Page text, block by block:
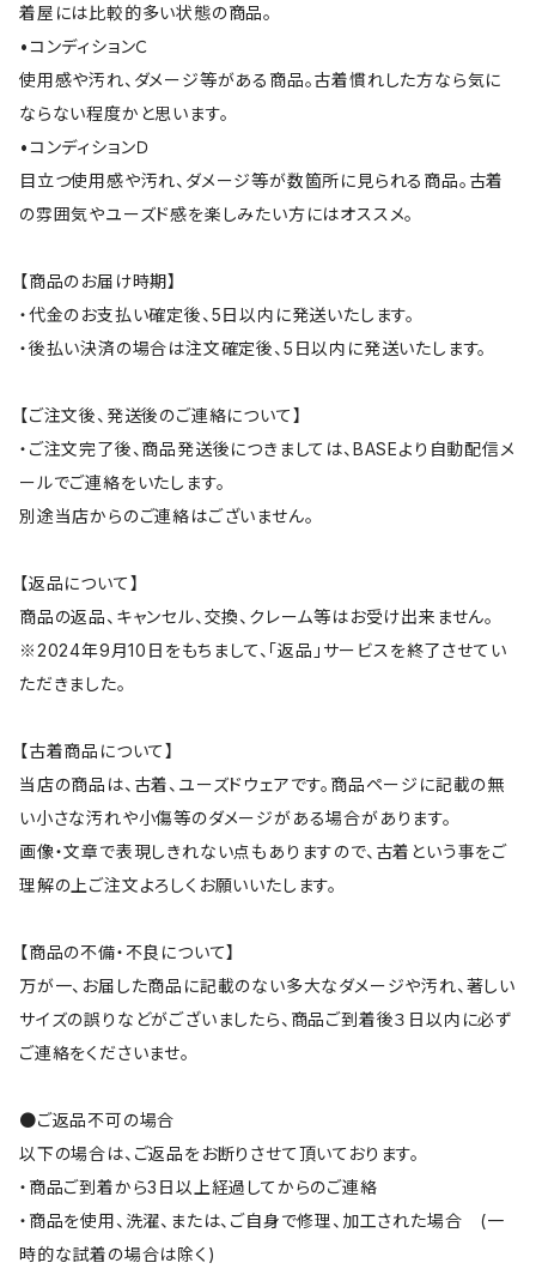
着屋には比較的多い状態の商品。
•コンディションＣ
使用感や汚れ、ダメージ等がある商品。古着慣れした方なら気に
ならない程度かと思います。
•コンディションＤ
目立つ使用感や汚れ、ダメージ等が数箇所に見られる商品。古着
の雰囲気やユーズド感を楽しみたい方にはオススメ。
【商品のお届け時期】
・代金のお支払い確定後、5日以内に発送いたします。
・後払い決済の場合は注文確定後、5日以内に発送いたします。
【ご注文後、発送後のご連絡について】
・ご注文完了後、商品発送後につきましては、BASEより自動配信メ
ールでご連絡をいたします。
別途当店からのご連絡はございません。
【返品について】
商品の返品、キャンセル、交換、クレーム等はお受け出来ません。
※2024年9月10日をもちまして、「返品」サービスを終了させてい
ただきました。
【古着商品について】
当店の商品は、古着、ユーズドウェアです。商品ページに記載の無
い小さな汚れや小傷等のダメージがある場合があります。
画像・文章で表現しきれない点もありますので、古着という事をご
理解の上ご注文よろしくお願いいたします。
【商品の不備・不良について】
万が一、お届した商品に記載のない多大なダメージや汚れ、著しい
サイズの誤りなどがございましたら、商品ご到着後３日以内に必ず
ご連絡をくださいませ。
●ご返品不可の場合
以下の場合は、ご返品をお断りさせて頂いております。
・商品ご到着から3日以上経過してからのご連絡
・商品を使用、洗濯、または、ご自身で修理、加工された場合 (一
時的な試着の場合は除く)